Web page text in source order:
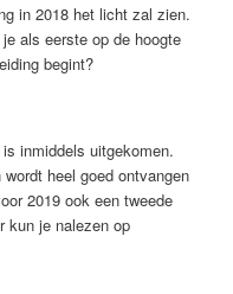
in 2018 het licht zal zien.
als eerste op de hoogte
begint?
inmiddels uitgekomen.
heel goed ontvangen
2019 ook een tweede
kun je nalezen op